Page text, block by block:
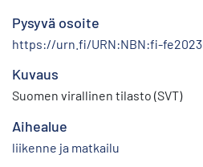
Pysyvä osoite
https://urn.fi/URN:NBN:fi-
Kuvaus
Suomen virallinen tilasto (SVT)
Aihealue
liikenne ja matkailu